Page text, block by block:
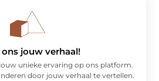
jouw verhaal!
unieke ervaring op ons platform.
door jouw verhaal te vertellen.